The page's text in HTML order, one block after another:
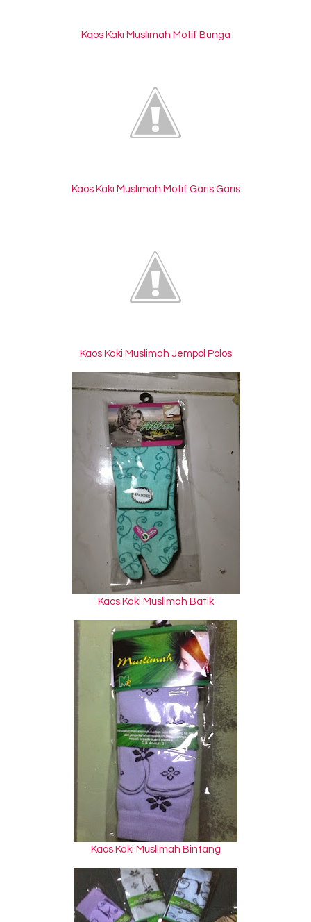
Kaos Kaki Muslimah Motif Bunga
Kaos Kaki Muslimah Motif Garis Garis
Kaos Kaki Muslimah Jempol Polos
Kaos Kaki Muslimah Batik
Kaos Kaki Muslimah Bintang